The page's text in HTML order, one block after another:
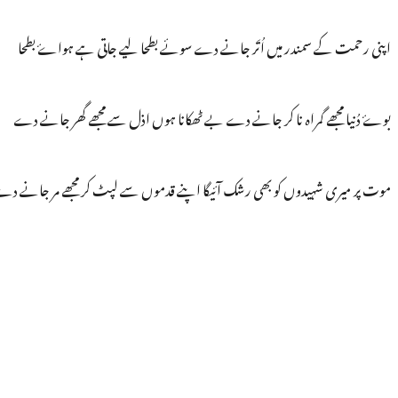
اپنی رحمت كے سمندر میں اُتَر جانے دے سوئے بطحا لیے جاتی ہے ہواۓ بطحا
بوۓ دُنیا مجھے گمراہ نا کر جانے دے بے ٹھکانا ہوں اذل سے مجھے گھر جانے دے
موت پر میری شہیدوں کو بھی رشک آئیگا اپنے قدموں سے لپٹ کر مجھے مر جانے